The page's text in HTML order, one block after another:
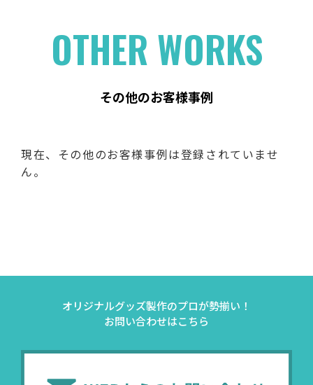
OTHER WORKS
その他のお客様事例
現在、その他のお客様事例は登録されていませ
ん。
オリジナルグッズ製作のプロが勢揃い！
お問い合わせはこちら